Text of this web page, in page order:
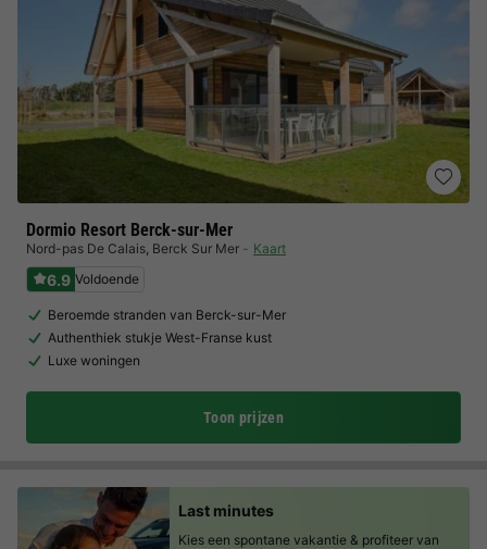
Dormio Resort Berck-sur-Mer
Nord-pas De Calais, Berck Sur Mer Kaart
6.9 Voldoende
Beroemde stranden van Berck-sur-Mer
Authenthiek stukje West-Franse kust
Luxe woningen
Toon prijzen
Last minutes
Kies een spontane vakantie & profiteer van